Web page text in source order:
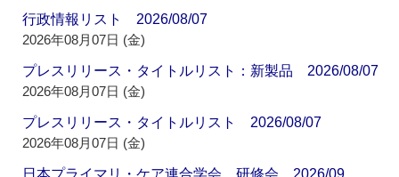
行政情報リスト 2026/08/07
2026年08月07日 (金)
プレスリリース・タイトルリスト：新製品 2026/08/07
2026年08月07日 (金)
プレスリリース・タイトルリスト 2026/08/07
2026年08月07日 (金)
日本プライマリ・ケア連合学会 研修会 2026/09